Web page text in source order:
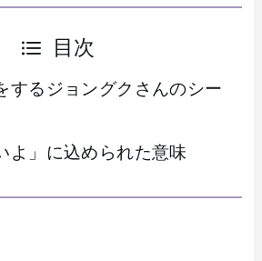
目次
するジョングクさんのシー
よ」に込められた意味